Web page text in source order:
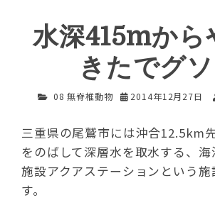
水深415mから
きたでグソ
08 無脊椎動物 2014年12月27日
三重県の尾鷲市には沖合12.5km
をのばして深層水を取水する、
施設アクアステーションという施
す。